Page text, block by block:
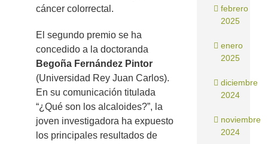
cáncer colorrectal.
El segundo premio se ha
concedido a la doctoranda
Begoña Fernández Pintor
(Universidad Rey Juan Carlos).
En su comunicación titulada
“¿Qué son los alcaloides?”, la
joven investigadora ha expuesto
los principales resultados de
febrero
2025
enero
2025
diciembre
2024
noviembre
2024